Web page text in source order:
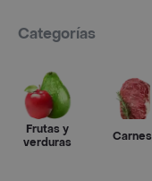
Categorías
Frutas y
verduras
Carnes